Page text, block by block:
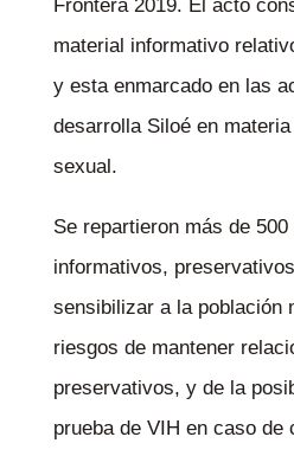
Frontera 2019. El acto
material informativo
y esta enmarcado en las
desarrolla Siloé en
sexual.
Se repartieron más de 500
informativos,
sensibilizar a la población
riesgos de mantener
preservativos, y de la
prueba de VIH en caso de